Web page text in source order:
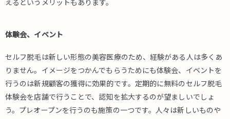
えるというメリットもあります。
体験会、イベント
セルフ脱毛は新しい形態の美容医療のため、経験がある人は多くあ
りません。イメージをつかんでもらうためにも体験会、イベントを
行うのは新規顧客の獲得に効果的です。定期的に無料のセルフ脱毛
体験会を店舗で行うことで、認知を拡大するのが望ましいでしょ
う。プレオープンを行うのも施策の一つです。人々は新しいものや